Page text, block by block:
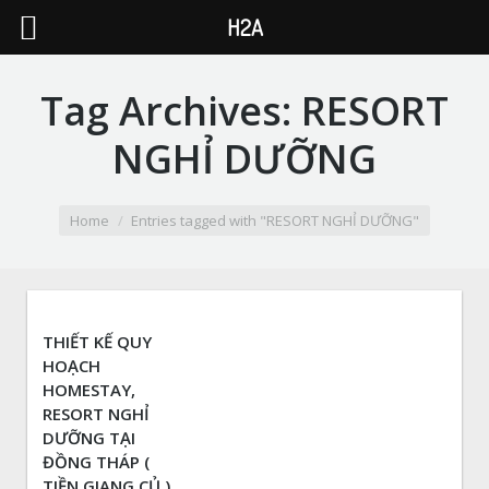
Tag Archives: RESORT
NGHỈ DƯỠNG
Home Entries tagged with "RESORT NGHỈ DƯỠNG"
THIẾT KẾ QUY
HOẠCH
HOMESTAY,
RESORT NGHỈ
DƯỠNG TẠI
ĐỒNG THÁP (
H2A